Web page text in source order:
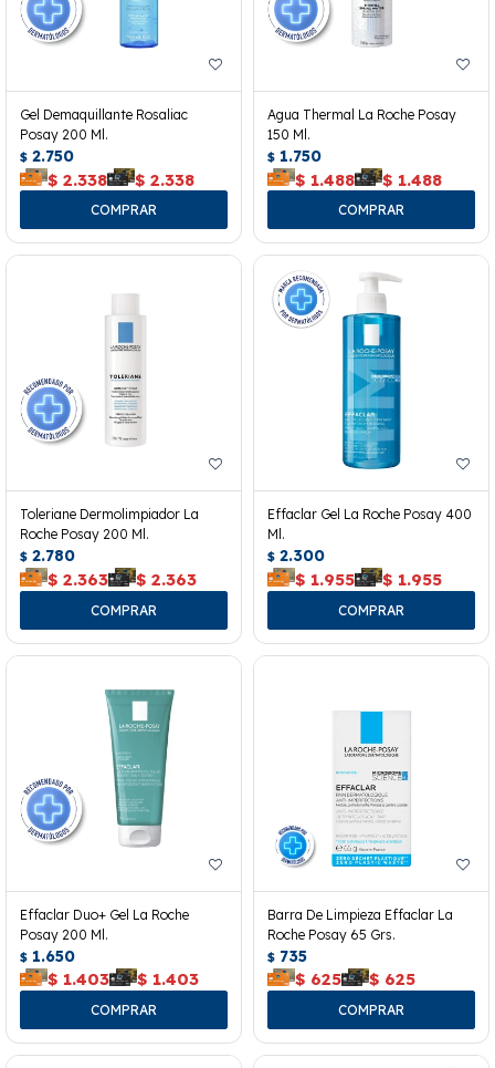
Gel Demaquillante Rosaliac
Posay 200 Ml.
$ 2.750
$ 2.338 $ 2.338
Agua Thermal La Roche Posay
150 Ml.
$ 1.750
$ 1.488 $ 1.488
Toleriane Dermolimpiador La
Roche Posay 200 Ml.
$ 2.780
$ 2.363 $ 2.363
Effaclar Gel La Roche Posay 400
Ml.
$ 2.300
$ 1.955 $ 1.955
Effaclar Duo+ Gel La Roche
Posay 200 Ml.
$ 1.650
$ 1.403 $ 1.403
Barra De Limpieza Effaclar La
Roche Posay 65 Grs.
$ 735
$ 625 $ 625